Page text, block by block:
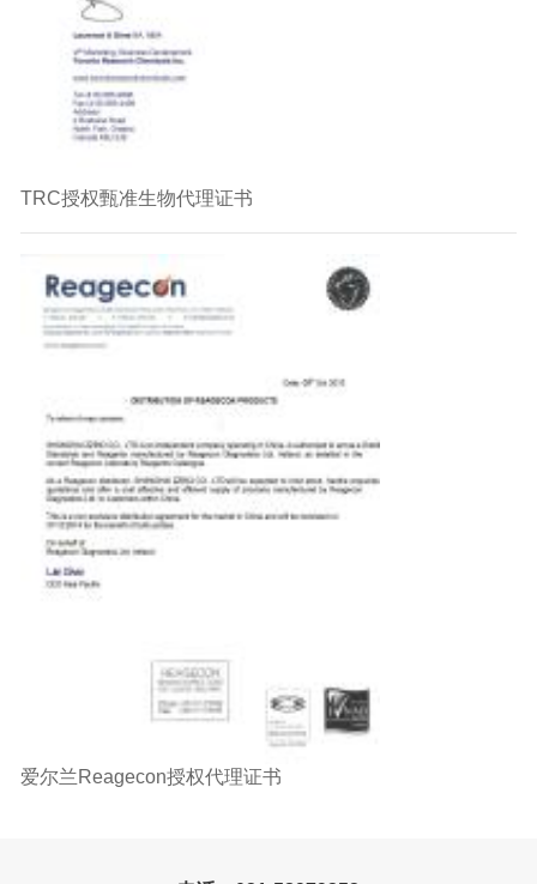
TRC授权甄准生物代理证书
爱尔兰Reagecon授权代理证书